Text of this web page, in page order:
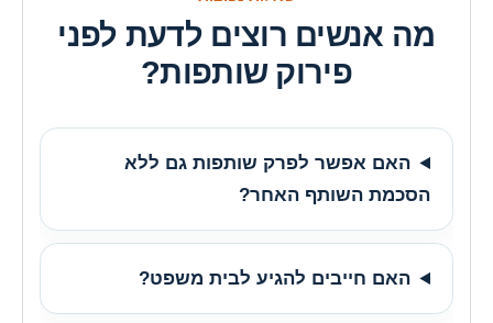
מה אנשים רוצים לדעת לפני
פירוק שותפות?
האם אפשר לפרק שותפות גם ללא
הסכמת השותף האחר?
האם חייבים להגיע לבית משפט?